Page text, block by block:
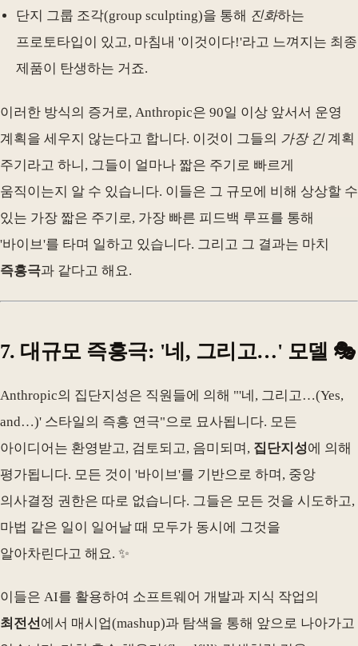
단지 그룹 조각(group sculpting)을 통해 진화하는
프로토타입이 있고, 마침내 '이것이다!'라고 느껴지는 최종
제품이 탄생하는 거죠.
이러한 방식의 증거로, Anthropic은 90일 이상 앞서서 운영
계획을 세우지 않는다고 합니다. 이것이 그들의 가장 긴계획
주기라고 하니, 그들이 얼마나 짧은 주기로 빠르게
움직이는지 알 수 있습니다. 이들은 그 규모에 비해 상상할 수
있는 가장 짧은 주기로, 가장 빠른 피드백 루프를 통해
'바이브'를 타며 일하고 있습니다. 그리고 그 결과는 마치
즉흥극과 같다고 해요.
7. 대규모 즉흥극: '네, 그리고…' 모델 🎭
Anthropic의 집단지성은 직원들에 의해 "'네, 그리고…(Yes,
and…)' 스타일의 즉흥 연극"으로 묘사됩니다. 모든
아이디어는 환영받고, 검토되고, 음미되며, 집단지성에 의해
평가됩니다. 모든 것이 '바이브'를 기반으로 하며, 중앙
의사결정 권한은 따로 없습니다. 그들은 모든 것을 시도하고,
마법 같은 일이 일어날 때 모두가 동시에 그것을
알아차린다고 해요. ✨
이들은 AI를 활용하여 소프트웨어 개발과 지식 작업의
최전선에서 매시업(mashup)과 탐색을 통해 앞으로 나아가고